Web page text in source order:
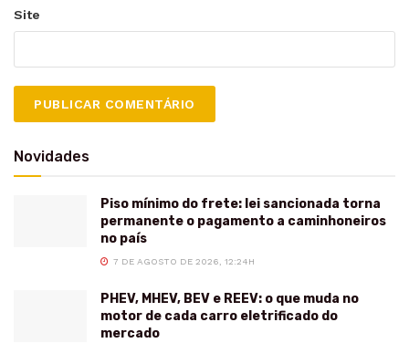
Site
Novidades
Piso mínimo do frete: lei sancionada torna
permanente o pagamento a caminhoneiros
no país
7 DE AGOSTO DE 2026, 12:24H
PHEV, MHEV, BEV e REEV: o que muda no
motor de cada carro eletrificado do
mercado